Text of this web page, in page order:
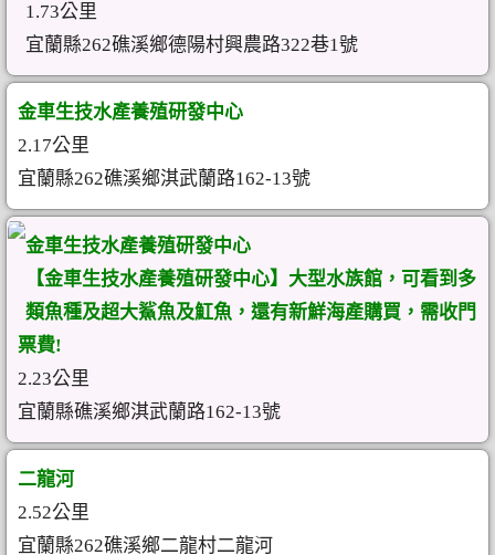
1.73公里
宜蘭縣262礁溪鄉德陽村興農路322巷1號
金車生技水產養殖研發中心
2.17公里
宜蘭縣262礁溪鄉淇武蘭路162-13號
金車生技水產養殖研發中心
【金車生技水產養殖研發中心】大型水族館，可看到多
類魚種及超大鯊魚及魟魚，還有新鮮海產購買，需收門
票費!
2.23公里
宜蘭縣礁溪鄉淇武蘭路162-13號
二龍河
2.52公里
宜蘭縣262礁溪鄉二龍村二龍河